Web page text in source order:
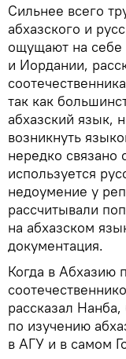
Сильнее всего
абхазского и
ощущают на себе
и Иордании,
так как
абхазский язык,
возникнуть
нередко связано
используется
недоумение у
рассчитывали
на абхазском
документация.
Когда в Абхазию
рассказал
по изучению
в АГУ и в самом